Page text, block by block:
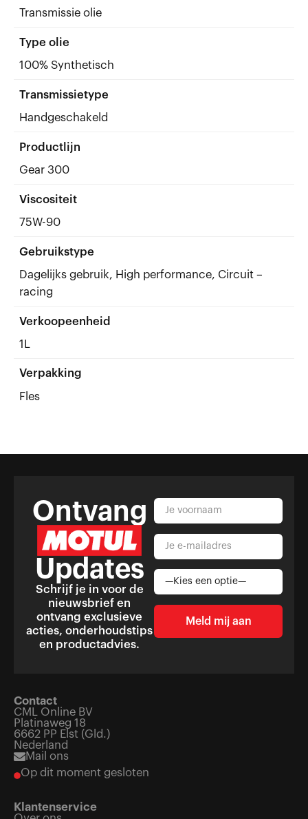
Transmissie olie
Type olie
100% Synthetisch
Transmissietype
Handgeschakeld
Productlijn
Gear 300
Viscositeit
75W-90
Gebruikstype
Dagelijks gebruik, High performance, Circuit –
racing
Verkoopeenheid
1L
Verpakking
Fles
Ontvang
Updates
Schrijf je in voor de
nieuwsbrief en
ontvang exclusieve
acties, onderhoudstips
en productadvies.
Contact
CML Online BV
Platinaweg 18
6662 PP Elst (Gld.)
Nederland
Mail ons
Op dit moment gesloten
Klantenservice